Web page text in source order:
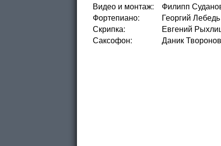
Видео и монтаж
Филипп
Фортепиано
Георгий Лебедь
Скрипка
Евгений
Саксофон
Даник